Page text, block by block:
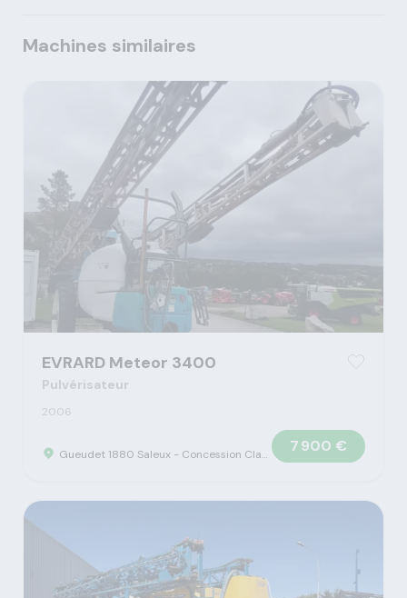
Machines similaires
EVRARD Meteor 3400
Pulvérisateur
2006
Gueudet 1880 Saleux - Concession Claas 7 900 €